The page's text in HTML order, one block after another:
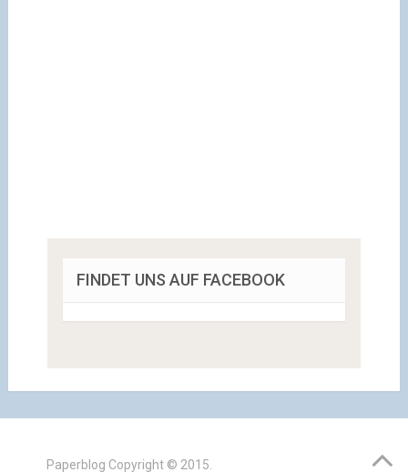
FINDET UNS AUF FACEBOOK
Paperblog Copyright © 2015.